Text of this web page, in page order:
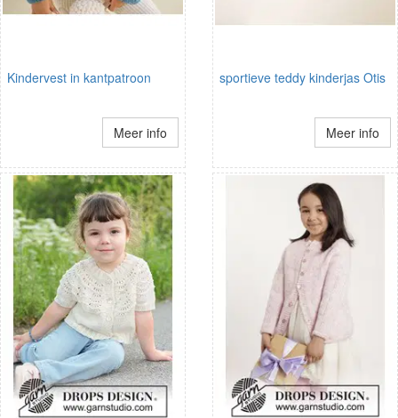
Kindervest in kantpatroon
Meer info
sportieve teddy kinderjas Otis
Meer info